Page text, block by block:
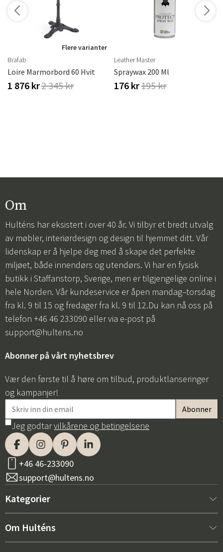
Flere varianter
Brafab
Loire Marmorbord 60 Hvit
1 876 kr2 345 kr
Leather Master
Spraywax 200 Ml
176 kr195 kr
Om
Hulténs har eksistert i over 40 år. Vi tilbyr et bredt utvalg
av møbler, interiørdesign og design til hjemmet ditt. Vår
lidenskap er å hjelpe deg med å skape det perfekte
miljøet, både innendørs og utendørs. Vi har en fysisk
butikk i Staffanstorp, Sverige, men er tilgjengelige online i
hele Norden. Vår kundeservice er åpen mandag–torsdag
fra kl. 9 til 15 og fredager fra kl. 9 til 12.Du kan nå oss på
telefon +46 46 233090 eller via e-post på
support@hultens.no
Abonner på vårt nyhetsbrev
Vær den første til å høre om tilbud, produktlanseringer
og kampanjer!
Jeg godtarvilkårene og betingelsene
+46 46-233090
support@hultens.no
Kategorier
Nytt hos oss
Om Hulténs